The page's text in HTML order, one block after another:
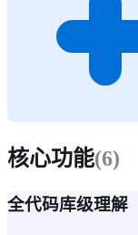
核心功能(6)
全代码库级理解